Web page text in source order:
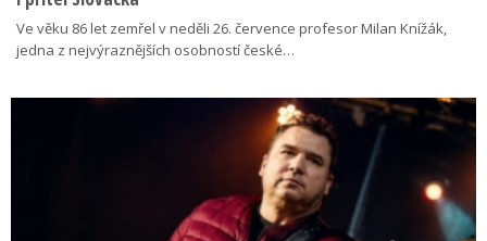
Ve věku 86 let zemřel v neděli 26. července profesor Milan Knížák,
jedna z nejvýraznějších osobností české…